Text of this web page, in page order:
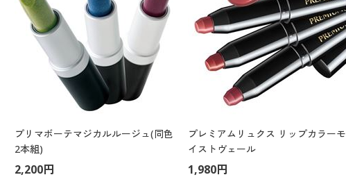
プリマボーテマジカルルージュ(同色
2本組)
2,200円
プレミアムリュクス リップカラーモ
イストヴェール
1,980円